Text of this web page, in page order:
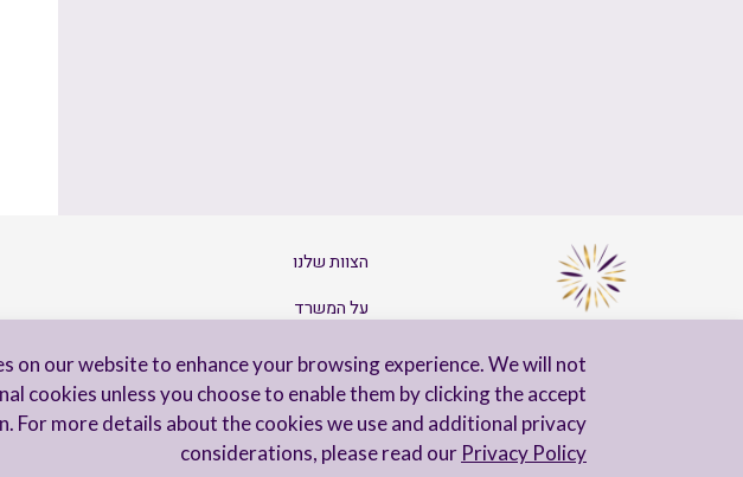
on our website to enhance your browsing experience. We will not
cookies unless you choose to enable them by clicking the accept
For more details about the cookies we use and additional privacy
considerations, please read our Privacy Policy
הצוות שלנו
על המשרד
צרו קשר